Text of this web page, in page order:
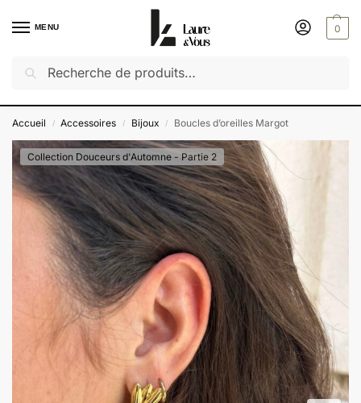
MENU 0
Découvrez notre dernière collection : Saveurs d'été
Accueil / Accessoires / Bijoux / Boucles d’oreilles Margot
Collection Douceurs d'Automne - Partie 2